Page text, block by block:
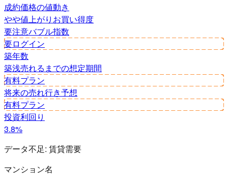
成約価格の値動き
やや値上がり お買い得度
要注意バブル指数
要ログイン
築年数
築浅売れるまでの想定期間
有料プラン
将来の売れ行き予想
有料プラン
投資利回り
3.8%
データ不足: 賃貸需要
マンション名